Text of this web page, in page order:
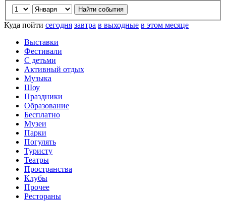
Куда пойти сегодня завтра в выходные в этом месяце
Выставки
Фестивали
С детьми
Активный отдых
Музыка
Шоу
Праздники
Образование
Бесплатно
Музеи
Парки
Погулять
Туристу
Театры
Пространства
Клубы
Прочее
Рестораны